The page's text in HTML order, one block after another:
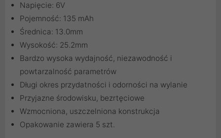
Napięcie: 6V
Pojemność: 135 mAh
Średnica: 13.0mm
Wysokość: 25.2mm
Bardzo wysoka wydajność, niezawodność i
powtarzalność parametrów
Długi okres przydatności i odorności na wylanie
Przyjazne środowisku, bezrtęciowe
Wzmocniona, uszczelniona konstrukcja
Opakowanie zawiera 5 szt.